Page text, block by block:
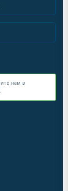
нам в